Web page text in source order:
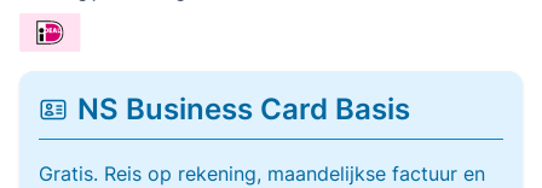
NS Business Card Basis
Gratis. Reis op rekening, maandelijkse factuur en